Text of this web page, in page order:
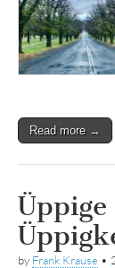
Read more →
by Frank Krause •